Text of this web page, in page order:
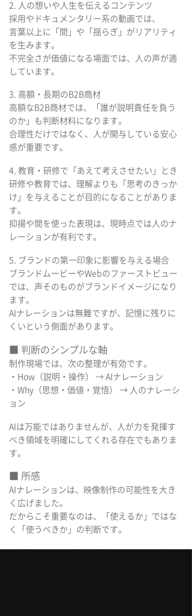
2. 人の想いや人生を伝えるコンテンツ
採用やドキュメンタリー系の動画では、
言葉以上に「間」や「揺らぎ」がリアリティ
を生みます。
不完全さが価値になる場面では、人の声が適
しています。
3. 高額・長期のB2B商材
高額なB2B商材では、「誰が説明責任を負う
のか」も判断材料になります。
合理性だけではなく、人が関与している安心
感が重要です。
4. 教育・研修で「あえて考えさせたい」とき
研修や教育では、理解よりも「思考のきっか
け」を与えることが目的になることがありま
す。
抑揚や間を使った表現は、現時点では人のナ
レーションが有利です。
5. ブランドの第一印象に影響を与える場合
ブランドムービーやWebのファーストビュー
では、声そのものがブランドイメージになり
ます。
AIナレーションは無難ですが、記憶に残りに
くいという側面があります。
■ 判断のシンプルな軸
制作現場では、次の整理が有効です。
・How（説明・操作） → AIナレーション
・Why（思想・価値・覚悟） → 人のナレーシ
ョン
AIは万能ではありませんが、人が力を発揮す
べき領域を明確にしてくれる存在でもありま
す。
■ 所感
AIナレーションは、映像制作の可能性を大き
く広げました。
だからこそ重要なのは、「使えるか」ではな
く「使うべきか」の判断です。